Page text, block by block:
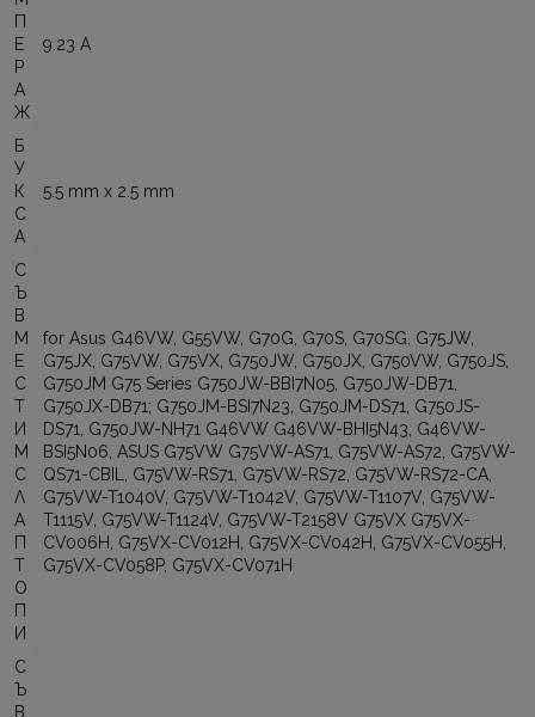
П
Е
Р
А
Ж
9.23 A
Б
У
К
С
А
5.5 mm x 2.5 mm
С
Ъ
В
М
Е
С
Т
И
М
С
Л
А
П
Т
О
П
И
for Asus G46VW, G55VW, G70G, G70S, G70SG, G75JW,
G75JX, G75VW, G75VX, G750JW, G750JX, G750VW, G750JS,
G750JM G75 Series G750JW-BBI7N05, G750JW-DB71,
G750JX-DB71; G750JM-BSI7N23, G750JM-DS71, G750JS-
DS71, G750JW-NH71 G46VW G46VW-BHI5N43, G46VW-
BSI5N06, ASUS G75VW G75VW-AS71, G75VW-AS72, G75VW-
QS71-CBIL, G75VW-RS71, G75VW-RS72, G75VW-RS72-CA,
G75VW-T1040V, G75VW-T1042V, G75VW-T1107V, G75VW-
T1115V, G75VW-T1124V, G75VW-T2158V G75VX G75VX-
CV006H, G75VX-CV012H, G75VX-CV042H, G75VX-CV055H,
G75VX-CV058P, G75VX-CV071H
С
Ъ
В